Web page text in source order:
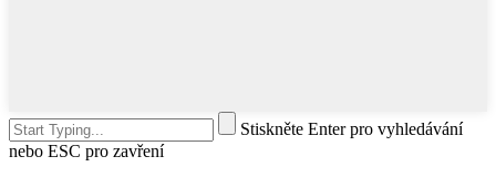
Stiskněte Enter pro vyhledávání
nebo ESC pro zavření